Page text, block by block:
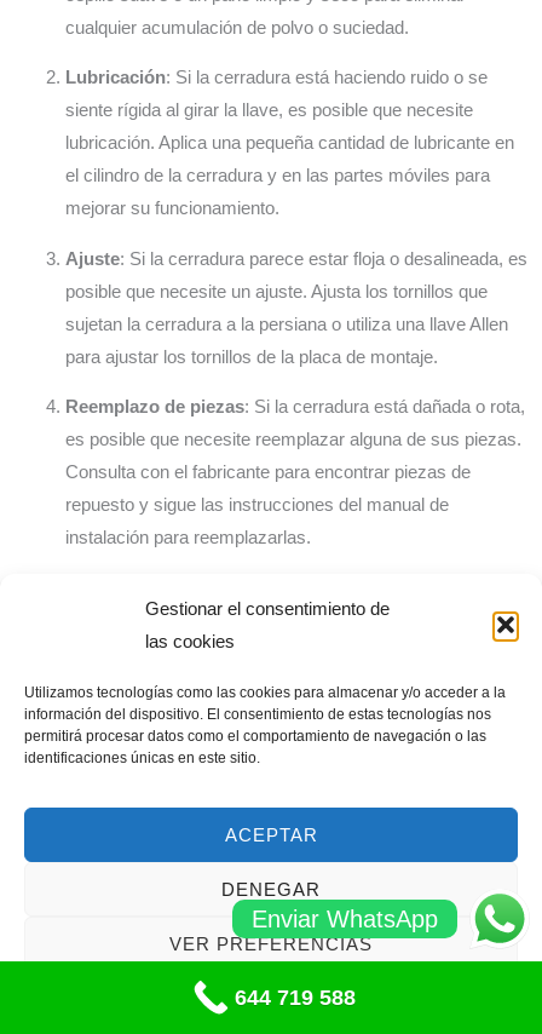
Gestionar el consentimiento de
las cookies
Utilizamos tecnologías como las cookies para almacenar y/o acceder a la
información del dispositivo. El consentimiento de estas tecnologías nos
permitirá procesar datos como el comportamiento de navegación o las
identificaciones únicas en este sitio.
ACEPTAR
DENEGAR
VER PREFERENCIAS
Política de cookies
cualquier acumulación de polvo o suciedad.
Lubricación: Si la cerradura está haciendo ruido o se
siente rígida al girar la llave, es posible que necesite
lubricación. Aplica una pequeña cantidad de lubricante en
el cilindro de la cerradura y en las partes móviles para
mejorar su funcionamiento.
Ajuste: Si la cerradura parece estar floja o desalineada, es
posible que necesite un ajuste. Ajusta los tornillos que
sujetan la cerradura a la persiana o utiliza una llave Allen
para ajustar los tornillos de la placa de montaje.
Reemplazo de piezas: Si la cerradura está dañada o rota,
es posible que necesite reemplazar alguna de sus piezas.
Consulta con el fabricante para encontrar piezas de
repuesto y sigue las instrucciones del manual de
instalación para reemplazarlas.
reparar la cerradura o si el problema es demasiado
complicado, es importante contactar a un cerrajero
profesional para obtener ayuda. Ellos pueden diagnosticar
y reparar cualquier problema en la cerradura de manera
segura y efectiva.
En resumen, la reparación de cerraduras de seguridad para
persianas puede ser complicada y requiere algunas habilidades y
importante buscar la ayuda de un cerrajero profesional para
garantizar una reparación segura y efectiva.
¿Pasos de reparacion cerraduras seguridad de persianas?
Enviar WhatsApp
644 719 588